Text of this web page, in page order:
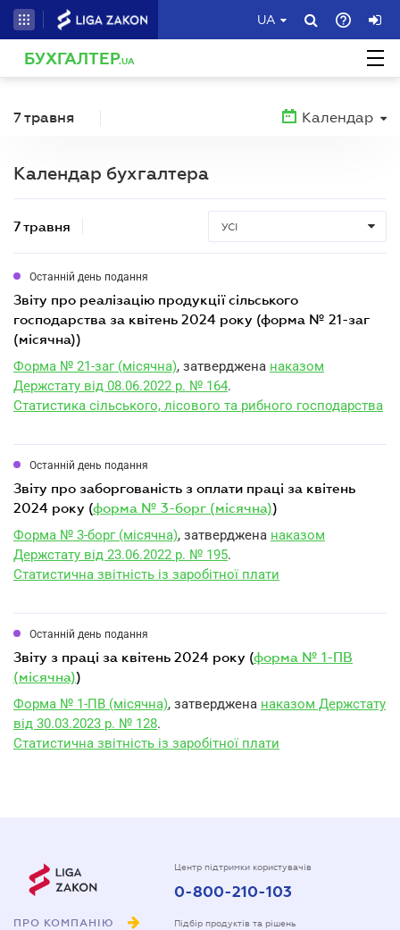
UA
БУХГАЛТЕР.UA
7 травня Календар
Календар бухгалтера
7 травня УСІ
Останній день подання
звіту про реалізацію продукції сільського
господарства за квітень 2024 року (форма № 21-заг
(місячна))
Форма № 21-заг (місячна), затверджена наказом
Держстату від 08.06.2022 р. № 164.
Статистика сільського, лісового та рибного господарства
Останній день подання
звіту про заборгованість з оплати праці за квітень
2024 року (форма № 3-борг (місячна))
Форма № 3-борг (місячна), затверджена наказом
Держстату від 23.06.2022 р. № 195.
Статистична звітність із заробітної плати
Останній день подання
звіту з праці за квітень 2024 року (форма № 1-ПВ
(місячна))
Форма № 1-ПВ (місячна), затверджена наказом Держстату
від 30.03.2023 р. № 128.
Статистична звітність із заробітної плати
ПРО КОМПАНІЮ
Центр підтримки користувачів
0-800-210-103
Підбір продуктів та рішень